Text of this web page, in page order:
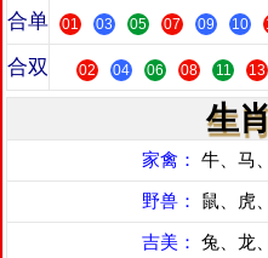
合单 01 03 05 07 09 10
合双 02 04 06 08 11 13
生
家禽： 牛、马
野兽： 鼠、虎
吉美： 兔、龙